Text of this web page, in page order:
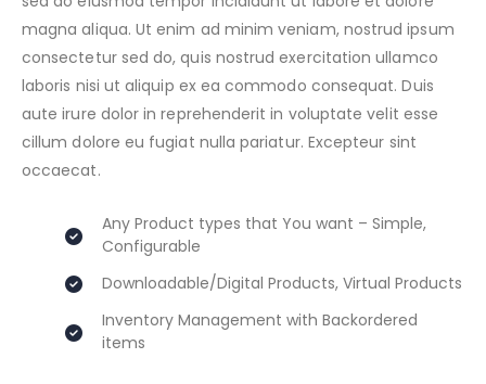
magna aliqua. Ut enim ad minim veniam, nostrud ipsum
consectetur sed do, quis nostrud exercitation ullamco
laboris nisi ut aliquip ex ea commodo consequat. Duis
aute irure dolor in reprehenderit in voluptate velit esse
cillum dolore eu fugiat nulla pariatur. Excepteur sint
occaecat.
Any Product types that You want – Simple,
Configurable
Downloadable/Digital Products, Virtual Products
Inventory Management with Backordered
items